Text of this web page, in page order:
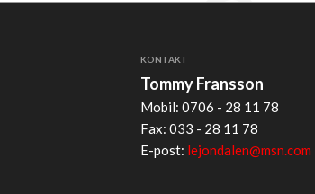
KONTAKT
Tommy Fransson
Mobil: 0706 - 28 11 78
Fax: 033 - 28 11 78
E-post: lejondalen@msn.com